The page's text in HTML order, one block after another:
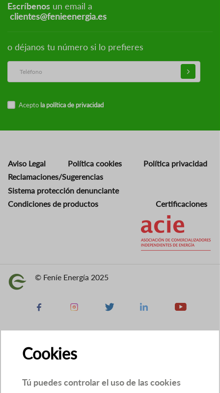
Escríbenos un email a
clientes@fenieenergia.es
o déjanos tu número si lo prefieres
Acepto la política de privacidad
Aviso Legal Política cookies
Política privacidad
Reclamaciones/Sugerencias
Sistema protección denunciante
Condiciones de productos
Certificaciones
Imagen © Feníe Energía 2025
Facebook Instagram X Linkedin Youtube
Cookies
Tú puedes controlar el uso de las cookies